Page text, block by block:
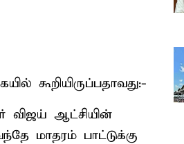
கூறியிருப்பதாவது:-
விஜய் ஆட்சியின்
மாதரம் பாட்டுக்கு